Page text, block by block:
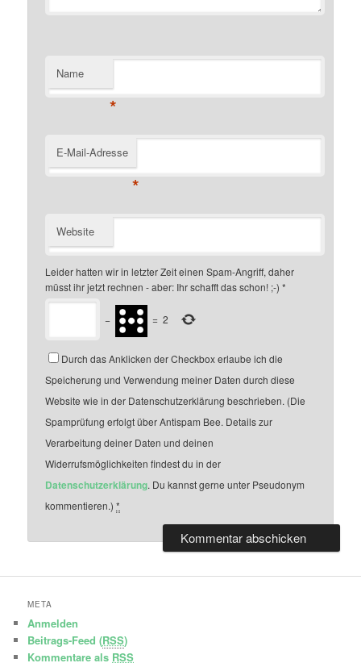
Name
*
E-Mail-Adresse
*
Website
Leider hatten wir in letzter Zeit einen Spam-Angriff, daher
müsst ihr jetzt rechnen - aber: Ihr schafft das schon! ;-) *
− = 2
Durch das Anklicken der Checkbox erlaube ich die
Speicherung und Verwendung meiner Daten durch diese
Website wie in der Datenschutzerklärung beschrieben. (Die
Spamprüfung erfolgt über Antispam Bee. Details zur
Verarbeitung deiner Daten und deinen
Widerrufsmöglichkeiten findest du in der
Datenschutzerklärung. Du kannst gerne unter Pseudonym
kommentieren.)*
META
Anmelden
Beitrags-Feed (RSS)
Kommentare als RSS